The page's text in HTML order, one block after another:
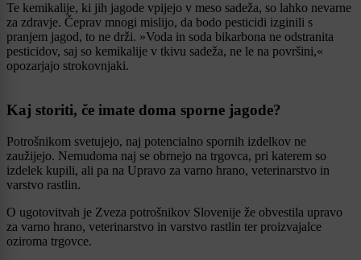
Te kemikalije, ki jih jagode vpijejo v meso sadeža, so lahko nevarne
za zdravje. Čeprav mnogi mislijo, da bodo pesticidi izginili s
pranjem jagod, to ne drži. »Voda in soda bikarbona ne odstranita
pesticidov, saj so kemikalije v tkivu sadeža, ne le na površini,«
opozarjajo strokovnjaki.
Kaj storiti, če imate doma sporne jagode?
Potrošnikom svetujejo, naj potencialno spornih izdelkov ne
zaužijejo. Nemudoma naj se obrnejo na trgovca, pri katerem so
izdelek kupili, ali pa na Upravo za varno hrano, veterinarstvo in
varstvo rastlin.
O ugotovitvah je Zveza potrošnikov Slovenije že obvestila upravo
za varno hrano, veterinarstvo in varstvo rastlin ter proizvajalce
oziroma trgovce.